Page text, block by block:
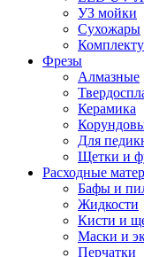
УЗ мойки
Сухожары
Фрезы
Алмазные
Керамика
Для
Щетки и
Расходные
Бафы и
Жидкости
Кисти и
Маски и
Перчатки